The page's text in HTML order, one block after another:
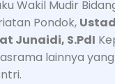
Wakil Mudir
Pondok,
Junaidi, S.PdI
lainnya